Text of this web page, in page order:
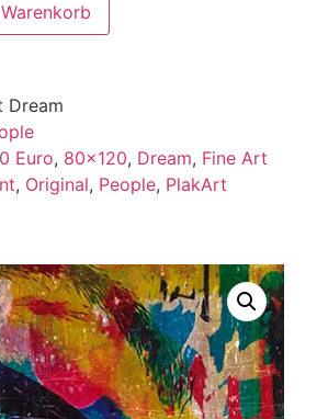
Dream
Euro, 80x120, Dream, Fine Art
, Original, People, PlakArt